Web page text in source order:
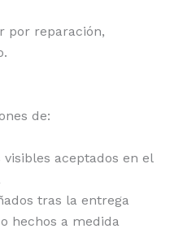
por reparación,
de:
aceptados en el
tras la entrega
hechos a medida